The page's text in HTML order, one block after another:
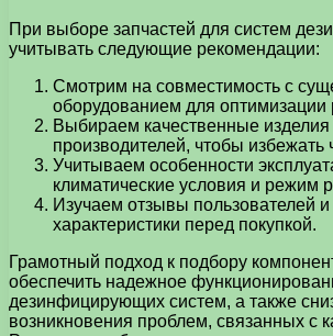
При выборе запчастей для систем
учитывать следующие рекомендации:
Смотрим на совместимость с
оборудованием для оптимизации
Выбираем качественные
производителей, чтобы избежать
Учитываем особенности
климатические условия и режим
Изучаем отзывы пользователей и
характеристики перед покупкой.
Грамотный подход к подбору
обеспечить надежное
дезинфицирующих систем, а также
возникновения проблем, связанных с